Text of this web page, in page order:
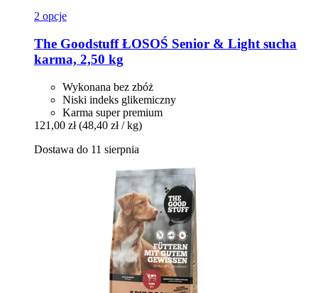
2 opcje
The GoodstuffŁOSOŚ Senior & Light sucha
karma, 2,50 kg
Wykonana bez zbóż
Niski indeks glikemiczny
Karma super premium
121,00 zł (48,40 zł / kg)
Dostawa do 11 sierpnia